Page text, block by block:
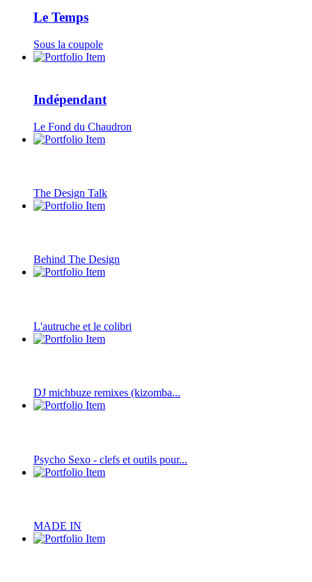
Le Temps
Sous la coupole
Indépendant
Le Fond du Chaudron
The Design Talk
Behind The Design
L'autruche et le colibri
DJ michbuze remixes (kizomba...
Psycho Sexo - clefs et outils pour...
MADE IN